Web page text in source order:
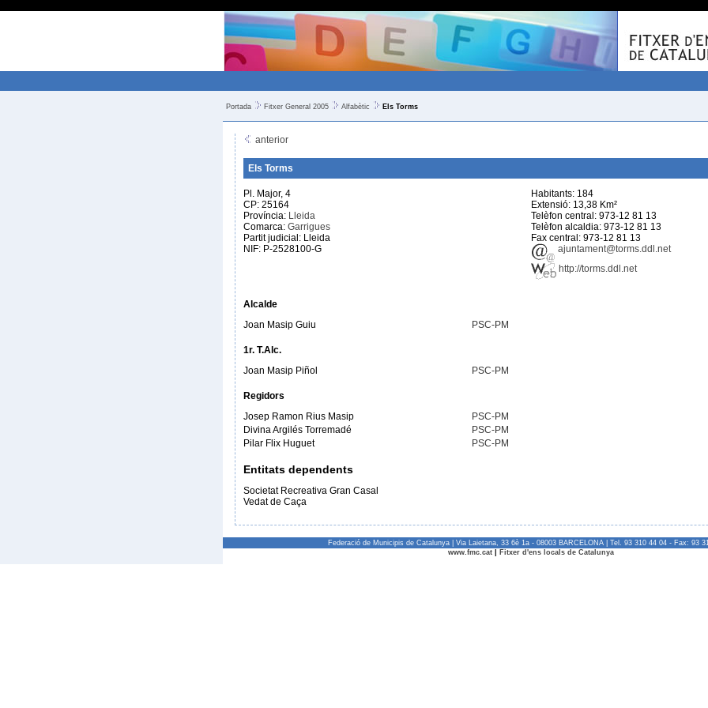
Portada Fitxer General 2005 Alfabètic Els Torms
anterior
Els Torms
Pl. Major, 4
CP: 25164
Província: Lleida
Comarca: Garrigues
Partit judicial: Lleida
NIF: P-2528100-G
Habitants: 184
Extensió: 13,38 Km²
Telèfon central: 973-12 81 13
Telèfon alcaldia: 973-12 81 13
Fax central: 973-12 81 13
ajuntament@torms.ddl.net
http://torms.ddl.net
Alcalde
Joan Masip Guiu
PSC-PM
1r. T.Alc.
Joan Masip Piñol
PSC-PM
Regidors
Josep Ramon Rius Masip
PSC-PM
Divina Argilés Torremadé
PSC-PM
Pilar Flix Huguet
PSC-PM
Entitats dependents
Societat Recreativa Gran Casal
Vedat de Caça
Federació de Municipis de Catalunya | Via Laietana, 33 6è 1a - 08003 BARCELONA | Tel. 93 310 44 04 - Fax: 93
www.fmc.cat
Fitxer d'ens locals de Catalunya